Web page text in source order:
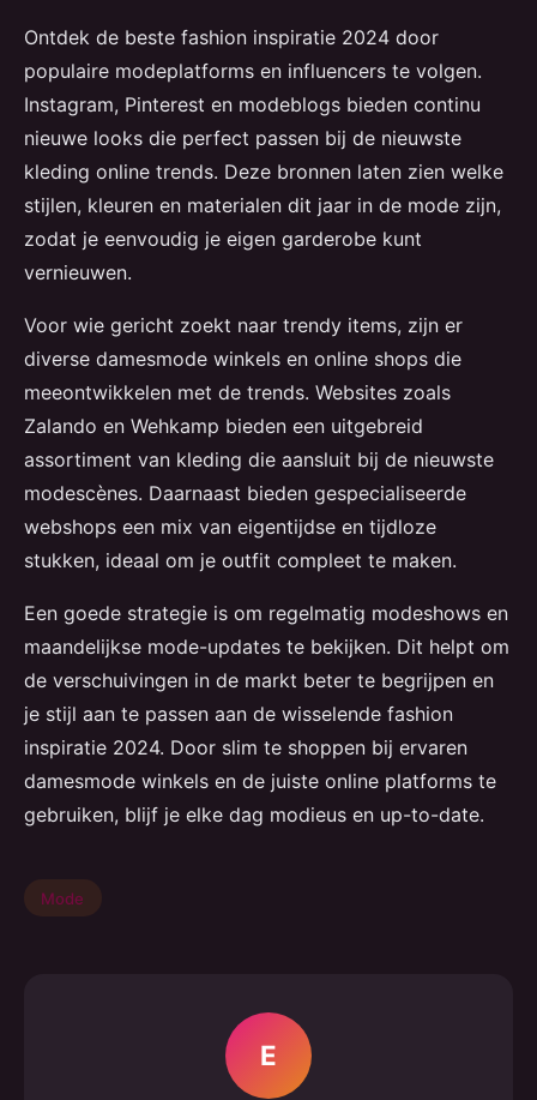
Ontdek de beste fashion inspiratie 2024 door
populaire modeplatforms en influencers te volgen.
Instagram, Pinterest en modeblogs bieden continu
nieuwe looks die perfect passen bij de nieuwste
kleding online trends. Deze bronnen laten zien welke
stijlen, kleuren en materialen dit jaar in de mode zijn,
zodat je eenvoudig je eigen garderobe kunt
vernieuwen.
Voor wie gericht zoekt naar trendy items, zijn er
diverse damesmode winkels en online shops die
meeontwikkelen met de trends. Websites zoals
Zalando en Wehkamp bieden een uitgebreid
assortiment van kleding die aansluit bij de nieuwste
modescènes. Daarnaast bieden gespecialiseerde
webshops een mix van eigentijdse en tijdloze
stukken, ideaal om je outfit compleet te maken.
Een goede strategie is om regelmatig modeshows en
maandelijkse mode-updates te bekijken. Dit helpt om
de verschuivingen in de markt beter te begrijpen en
je stijl aan te passen aan de wisselende fashion
inspiratie 2024. Door slim te shoppen bij ervaren
damesmode winkels en de juiste online platforms te
gebruiken, blijf je elke dag modieus en up-to-date.
Mode
E